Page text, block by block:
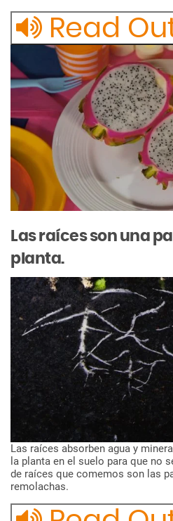
Read
Las raíces son una
planta.
Las raíces absorben agua y
la planta en el suelo para que no
de raíces que comemos son las
remolachas.